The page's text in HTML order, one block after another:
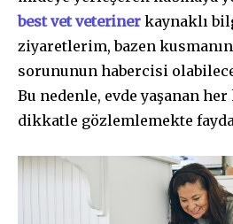
best vet veteriner kaynaklı
ziyaretlerim, bazen
sorununun habercisi
Bu nedenle, evde yaşanan her
dikkatle gözlemlemekte